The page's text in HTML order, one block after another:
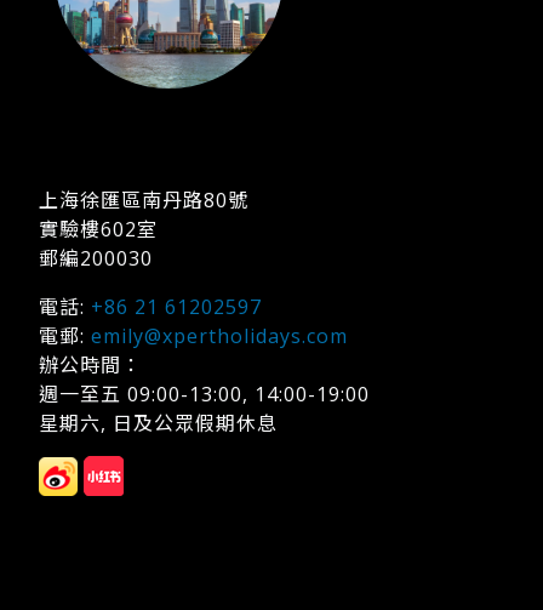
上海徐匯區南丹路80號
實驗樓602室
郵編200030
電話: +86 21 61202597
電郵: emily@xpertholidays.com
辦公時間：
週一至五 09:00-13:00, 14:00-19:00
星期六, 日及公眾假期休息